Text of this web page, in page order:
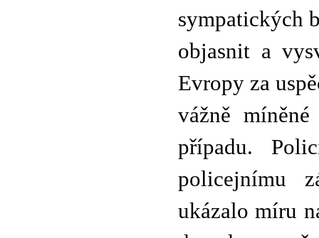
sympatických
objasnit a
Evropy za
vážně
případu.
policejnímu
ukázalo míru